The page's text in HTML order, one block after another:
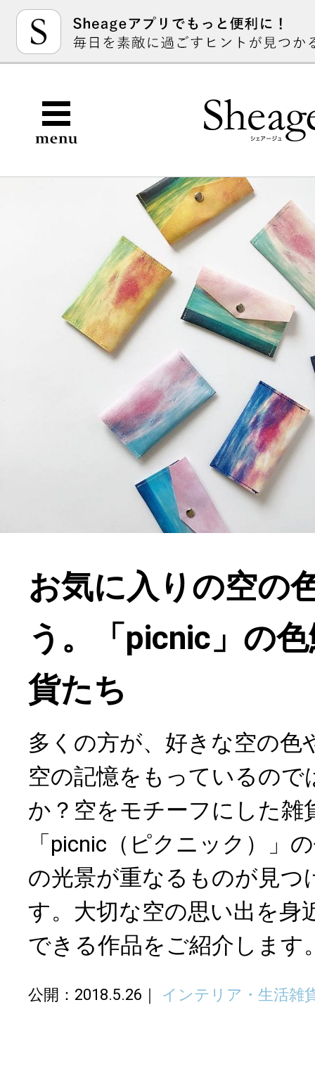
お気に入りの空の
う。「picnic」の
貨たち
多くの方が、好きな空の色
空の記憶をもっているので
か？空をモチーフにした雑
「picnic（ピクニック）」
の光景が重なるものが見つ
す。大切な空の思い出を身
できる作品をご紹介します
公開：2018.5.26 インテリア・生活雑